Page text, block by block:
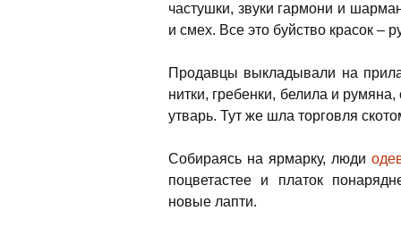
частушки, звуки гармони и
и смех. Все это буйство красок –
Продавцы выкладывали на
нитки, гребенки, белила и
утварь. Тут же шла торговля
Собираясь на ярмарку, люди
поцветастее и платок
новые лапти.